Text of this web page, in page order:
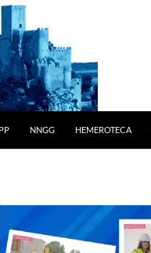
NNGG HEMEROTECA